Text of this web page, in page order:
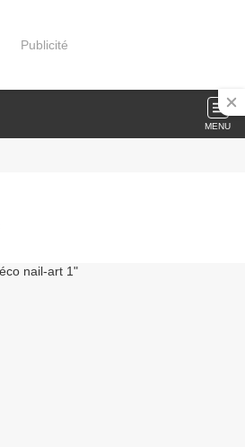
Publicité
MENU